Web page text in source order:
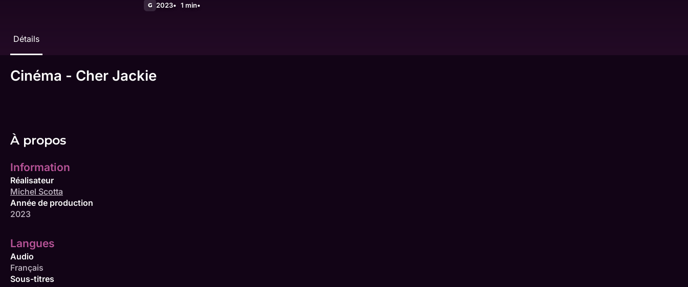
G 2023 1 min
Détails
Cinéma - Cher Jackie
À propos
Information
Réalisateur
Michel Scotta
Année de production
2023
Langues
Audio
Français
Sous-titres